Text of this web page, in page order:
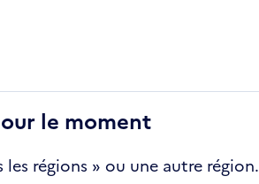
le moment
régions » ou une autre région.